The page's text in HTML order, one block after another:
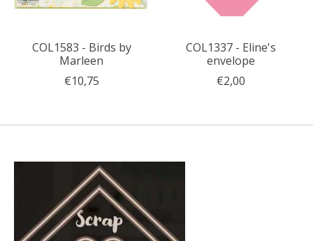
COL1583 - Birds by
Marleen
€10,75
COL1337 - Eline's
envelope
€2,00